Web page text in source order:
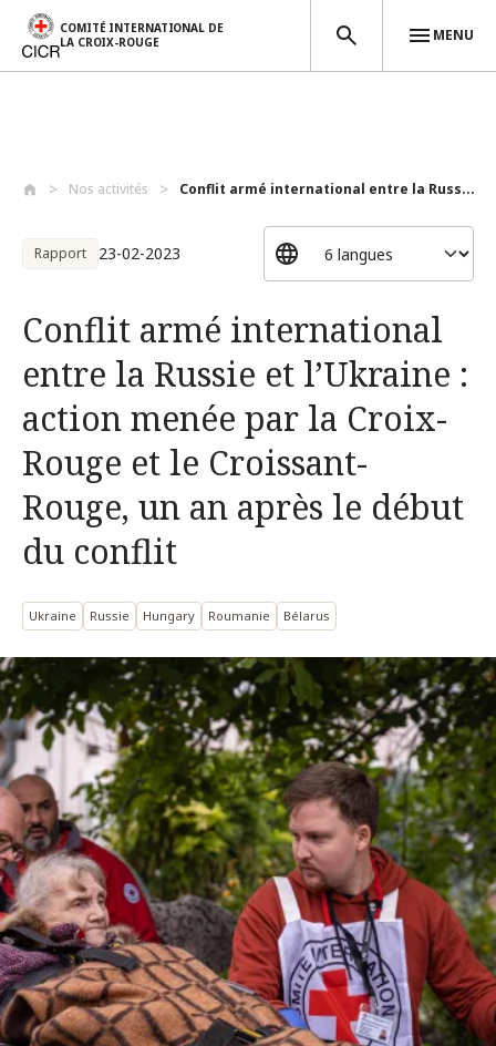
COMITÉ INTERNATIONAL DE
LA CROIX-ROUGE
MENU
Nos activités Conflit armé international entre la Russ...
Rapport 23-02-2023
Conflit armé international
entre la Russie et l’Ukraine :
action menée par la Croix-
Rouge et le Croissant-
Rouge, un an après le début
du conflit
Ukraine Russie Hungary Roumanie Bélarus